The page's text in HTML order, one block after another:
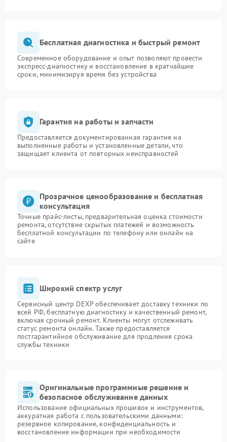
Бесплатная диагностика и быстрый ремонт
Современное оборудование и опыт позволяют провести
экспресс-диагностику и восстановление в кратчайшие
сроки, минимизируя время без устройства
Гарантия на работы и запчасти
Предоставляется документированная гарантия на
выполненные работы и установленные детали, что
защищает клиента от повторных неисправностей
Прозрачное ценообразование и бесплатная
консультация
Точные прайс-листы, предварительная оценка стоимости
ремонта, отсутствие скрытых платежей и возможность
бесплатной консультации по телефону или онлайн на
сайте
Широкий спектр услуг
Сервисный центр DEXP обеспечивает доставку техники по
всей РФ, бесплатную диагностику и качественный ремонт,
включая срочный ремонт. Клиенты могут отслеживать
статус ремонта онлайн. Также предоставляется
постгарантийное обслуживание для продления срока
службы техники
Оригинальные программные решение и
безопасное обслуживание данных
Использование официальных прошивок и инструментов,
аккуратная работа с пользовательскими данными:
резервное копирование, конфиденциальность и
восстановление информации при необходимости